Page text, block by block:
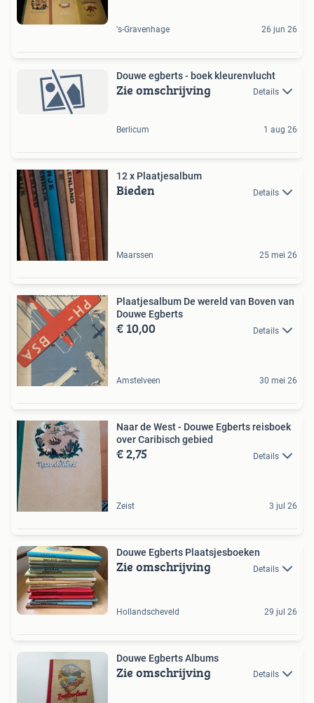
's-Gravenhage 26 jun 26
Douwe egberts - boek kleurenvlucht
Zie omschrijving Details
Berlicum 1 aug 26
12 x Plaatjesalbum
Bieden Details
Maarssen 25 mei 26
Plaatjesalbum De wereld van Boven van
Douwe Egberts
€ 10,00 Details
Amstelveen 30 mei 26
Naar de West - Douwe Egberts reisboek
over Caribisch gebied
€ 2,75 Details
Zeist 3 jul 26
Douwe Egberts Plaatsjesboeken
Zie omschrijving Details
Hollandscheveld 29 jul 26
Douwe Egberts Albums
Zie omschrijving Details